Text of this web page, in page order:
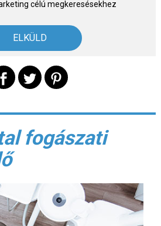
célú megkeresésekhez
fogászati